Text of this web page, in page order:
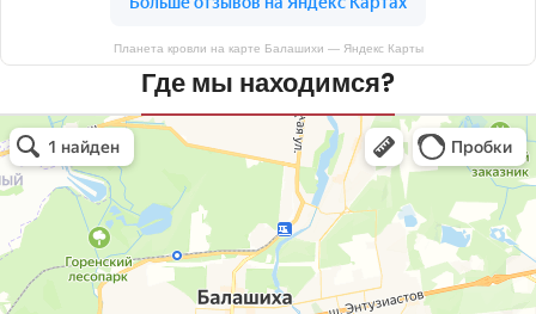
Планета кровли на карте Балашихи — Яндекс Карты
Где мы находимся?
Планета кровли
Кровля и кровельные материалы в Балашихе
Окна в Балашихе